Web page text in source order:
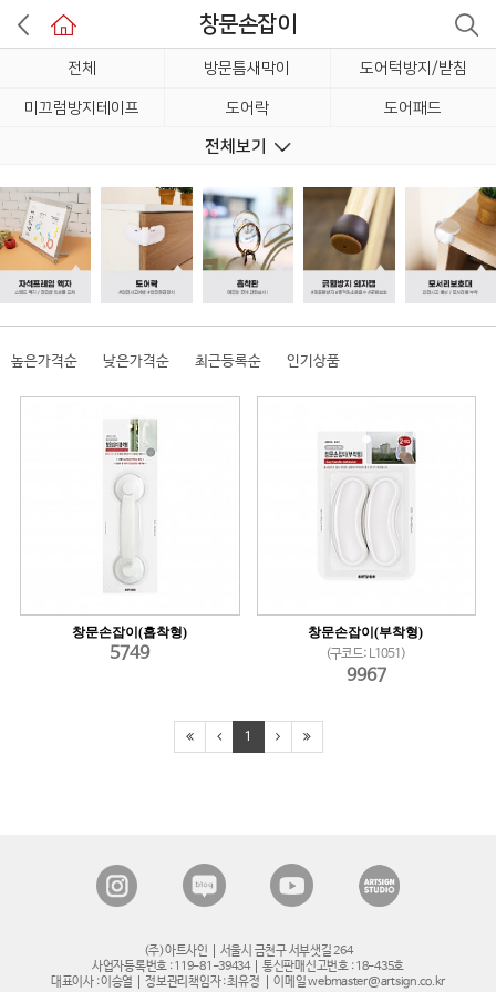
창문손잡이
전체 방문틈새막이 도어턱방지/받침
미끄럼방지테이프 도어락 도어패드
문고정받침
창문손잡이(2) 가구받침대
전체보기
높은가격순 낮은가격순 최근등록순 인기상품
창문손잡이(흡착형)
5749
창문손잡이(부착형)
(구코드: L1051)
9967
1
(주)아트사인
서울시 금천구 서부샛길 264
사업자등록번호 : 119-81-39434
통신판매신고번호 : 18-435호
대표이사 : 이승열
정보관리책임자 : 최유정 이메일 webmaster@artsign.co.kr